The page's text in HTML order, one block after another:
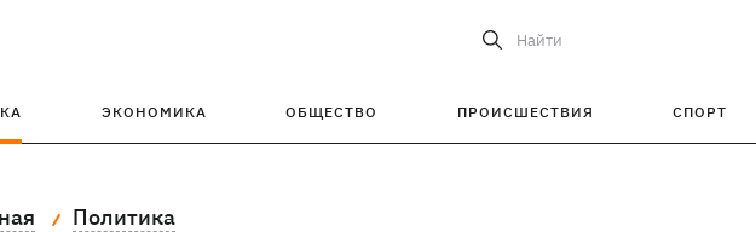
Найти
ЭКОНОМИКА ОБЩЕСТВО ПРОИСШЕСТВИЯ СПОРТ
Политика